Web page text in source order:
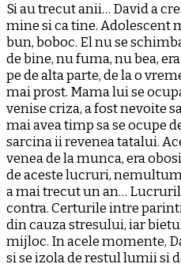
Si au trecut anii… David a
mine si ca tine. Adolescent
bun, boboc. El nu se
de bine, nu fuma, nu bea,
pe de alta parte, de la o
mai prost. Mama lui se
venise criza, a fost nevoite
mai avea timp sa se ocupe
sarcina ii revenea tatalui.
venea de la munca, era
de aceste lucruri,
a mai trecut un an…
contra. Certurile intre
din cauza stresului, iar
mijloc. In acele momente,
si se izola de restul lumii si